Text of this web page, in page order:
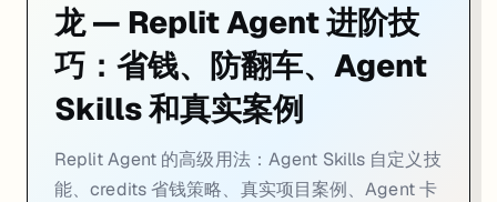
龙 — Replit Agent 进阶技
巧：省钱、防翻车、Agent
Skills 和真实案例
Replit Agent 的高级用法：Agent Skills 自定义技
能、credits 省钱策略、真实项目案例、Agent 卡